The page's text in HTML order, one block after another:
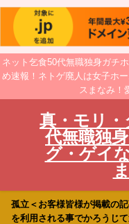
ネット乞食50代無職独身ガチ
め速報！ネトゲ廃人は女子ホ
スまなみ！
真・モリ
代無職独
グ・ゲイ
孤立＜お客様皆様が掲載の
を利用される事でかろうじ